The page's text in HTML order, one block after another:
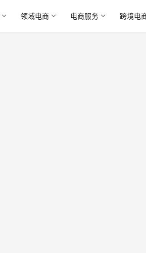
领域电商 电商服务 跨境电